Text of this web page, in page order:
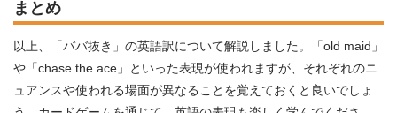
まとめ
以上、「ババ抜き」の英語訳について解説しました。「old maid」
や「chase the ace」といった表現が使われますが、それぞれのニ
ュアンスや使われる場面が異なることを覚えておくと良いでしょ